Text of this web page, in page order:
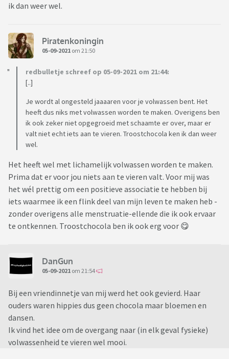
ik dan weer wel.
Piratenkoningin
05-09-2021 om 21:50
redbulletje schreef op 05-09-2021 om 21:44:
[..]
Je wordt al ongesteld jaaaaren voor je volwassen bent. Het
heeft dus niks met volwassen worden te maken. Overigens ben
ik ook zeker niet opgegroeid met schaamte er over, maar er
valt niet echt iets aan te vieren. Troostchocola ken ik dan weer
wel.
Het heeft wel met lichamelijk volwassen worden te maken.
Prima dat er voor jou niets aan te vieren valt. Voor mij was
het wél prettig om een positieve associatie te hebben bij
iets waarmee ik een flink deel van mijn leven te maken heb -
zonder overigens alle menstruatie-ellende die ik ook ervaar
te ontkennen. Troostchocola ben ik ook erg voor 😋
DanGun
05-09-2021 om 21:54
Bij een vriendinnetje van mij werd het ook gevierd. Haar
ouders waren hippies dus geen chocola maar bloemen en
dansen.
Ik vind het idee om de overgang naar (in elk geval fysieke)
volwassenheid te vieren wel mooi.